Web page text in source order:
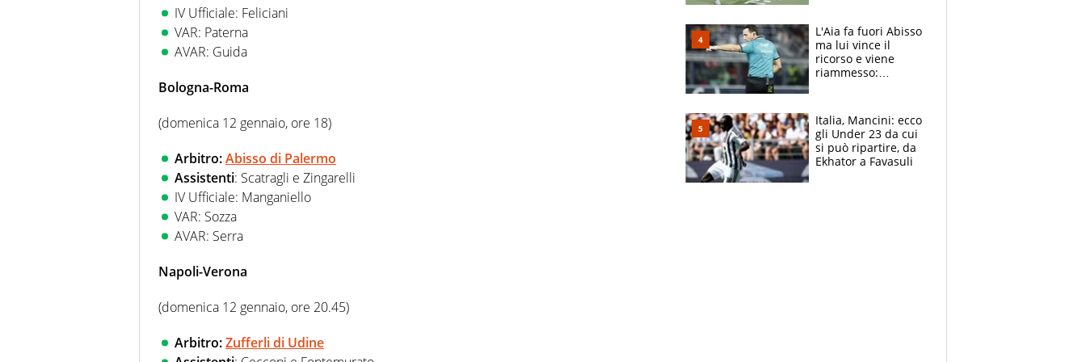
IV Ufficiale: Feliciani
VAR: Paterna
AVAR: Guida
Bologna-Roma
(domenica 12 gennaio, ore 18)
Arbitro:Abisso di Palermo
Assistenti: Scatragli e Zingarelli
IV Ufficiale: Manganiello
VAR: Sozza
AVAR: Serra
Napoli-Verona
(domenica 12 gennaio, ore 20.45)
Arbitro:Zufferli di Udine
L'Aia fa fuori Abisso
ma lui vince il
ricorso e viene
riammesso:
Italia, Mancini: ecco
gli Under 23 da cui
si può ripartire, da
Ekhator a Favasuli